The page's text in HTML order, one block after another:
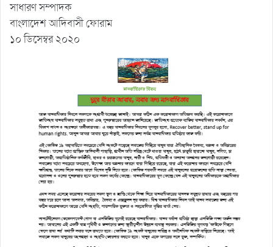
সাধারণ সম্পাদক
বাংলাদেশ আদিবাসী ফোরাম
১০ ডিসেম্বর ২০২০